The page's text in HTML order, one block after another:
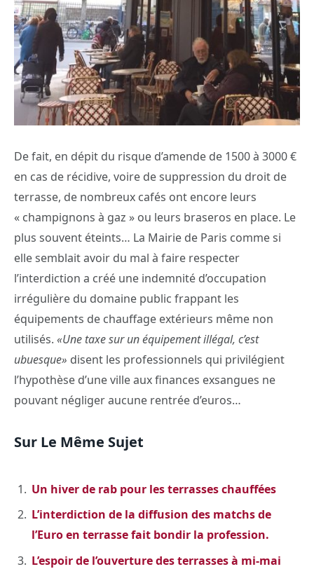
De fait, en dépit du risque d’amende de 1500 à 3000 €
en cas de récidive, voire de suppression du droit de
terrasse, de nombreux cafés ont encore leurs
« champignons à gaz » ou leurs braseros en place. Le
plus souvent éteints… La Mairie de Paris comme si
elle semblait avoir du mal à faire respecter
l’interdiction a créé une indemnité d’occupation
irrégulière du domaine public frappant les
équipements de chauffage extérieurs même non
utilisés. «Une taxe sur un équipement illégal, c’est
ubuesque» disent les professionnels qui privilégient
l’hypothèse d’une ville aux finances exsangues ne
pouvant négliger aucune rentrée d’euros…
Sur Le Même Sujet
Un hiver de rab pour les terrasses chauffées
L’interdiction de la diffusion des matchs de
l’Euro en terrasse fait bondir la profession.
L’espoir de l’ouverture des terrasses à mi-mai